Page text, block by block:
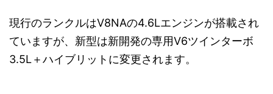
現行のランクルはV8NAの4.6Lエンジンが搭載され
ていますが、新型は新開発の専用V6ツインターボ
3.5L＋ハイブリットに変更されます。